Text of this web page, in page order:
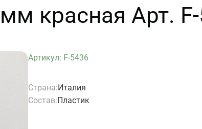
красная Арт.
Артикул: F-5436
Страна:Италия
Состав:Пластик